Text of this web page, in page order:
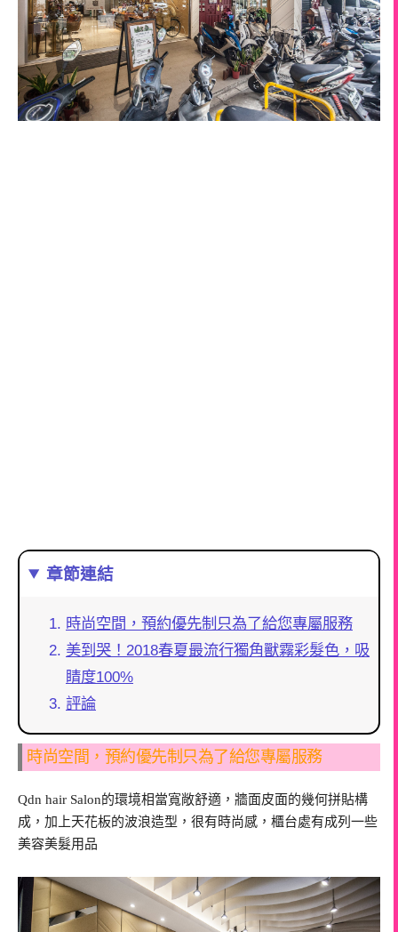
章節連結
時尚空間，預約優先制只為了給您專屬服務
美到哭！2018春夏最流行獨角獸霧彩髮色，吸
睛度100%
評論
時尚空間，預約優先制只為了給您專屬服務
Qdn hair Salon的環境相當寬敞舒適，牆面皮面的幾何拼貼構
成，加上天花板的波浪造型，很有時尚感，櫃台處有成列一些
美容美髮用品